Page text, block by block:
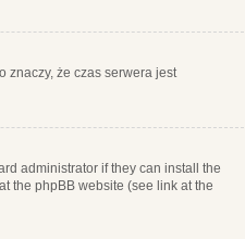
znaczy, że czas serwera jest
administrator if they can install the
the phpBB website (see link at the